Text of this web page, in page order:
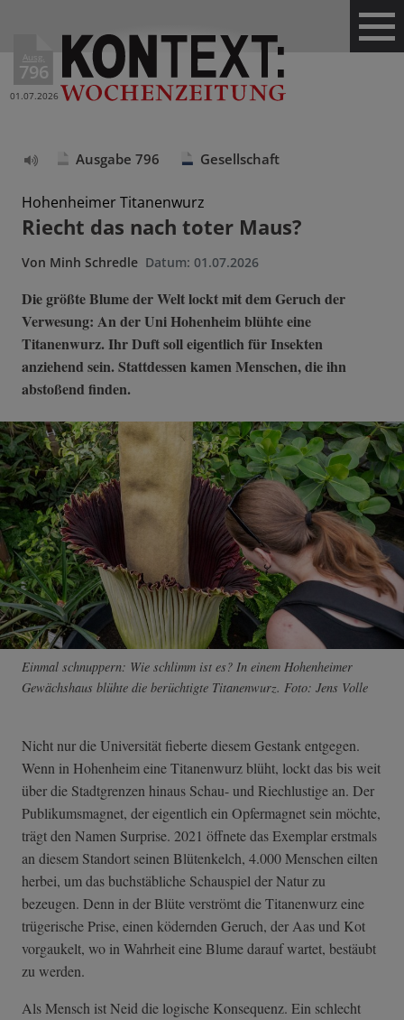
Ausg.
796
01.07.2026
vorlesen
Ausgabe 796 Gesellschaft
Hohenheimer Titanenwurz
Riecht das nach toter Maus?
Von Minh Schredle Datum: 01.07.2026
Die größte Blume der Welt lockt mit dem Geruch der
Verwesung: An der Uni Hohenheim blühte eine
Titanenwurz. Ihr Duft soll eigentlich für Insekten
anziehend sein. Stattdessen kamen Menschen, die ihn
abstoßend finden.
Einmal schnuppern: Wie schlimm ist es? In einem Hohenheimer
Gewächshaus blühte die berüchtigte Titanenwurz. Foto: Jens Volle
Nicht nur die Universität fieberte diesem Gestank entgegen.
Wenn in Hohenheim eine Titanenwurz blüht, lockt das bis weit
über die Stadtgrenzen hinaus Schau- und Riechlustige an. Der
Publikumsmagnet, der eigentlich ein Opfermagnet sein möchte,
trägt den Namen Surprise. 2021 öffnete das Exemplar erstmals
an diesem Standort seinen Blütenkelch, 4.000 Menschen eilten
herbei, um das buchstäbliche Schauspiel der Natur zu
bezeugen. Denn in der Blüte verströmt die Titanenwurz eine
trügerische Prise, einen ködernden Geruch, der Aas und Kot
vorgaukelt, wo in Wahrheit eine Blume darauf wartet, bestäubt
zu werden.
Als Mensch ist Neid die logische Konsequenz. Ein schlecht